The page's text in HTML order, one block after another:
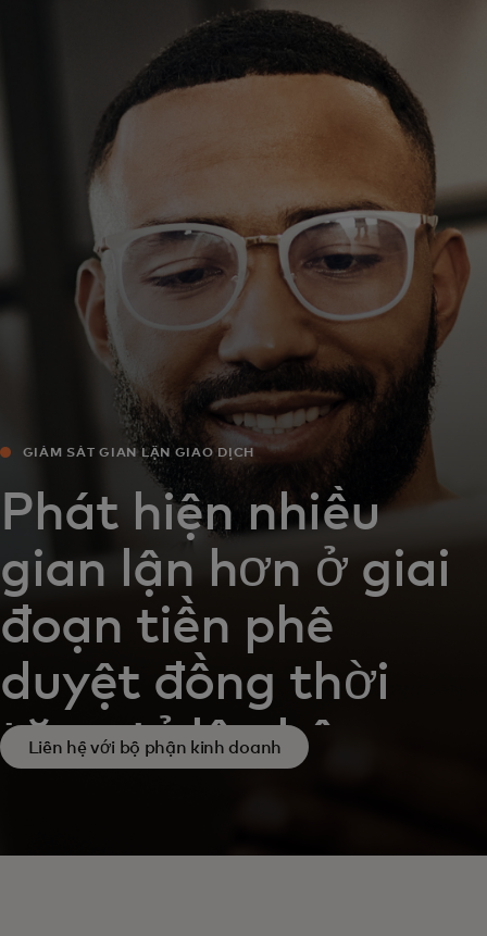
Dành cho bạn
Dành cho doanh nghiệp
Dành cho thế giới
Dành cho nhà đổi mới
Tin tức và xu hướng
GIÁM SÁT GIAN LẬN GIAO DỊCH
Phát hiện nhiều
gian lận hơn ở giai
đoạn tiền phê
duyệt đồng thời
tăng tỷ lệ phê
Liên hệ với bộ phận kinh doanh